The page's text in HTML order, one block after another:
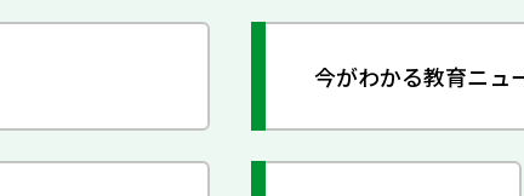
今がわかる教育ニュ